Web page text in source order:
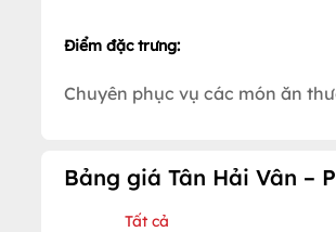
Điểm đặc trưng:
Chuyên phục vụ các món ăn
Bảng giá Tân Hải Vân –
Tất cả